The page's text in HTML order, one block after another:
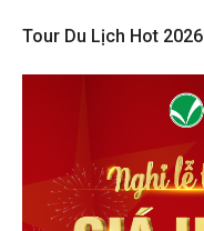
Tour Du Lịch Hot 2026